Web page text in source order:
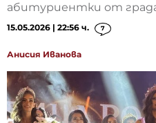
абитуриентки от
15.05.2026 | 22:56 ч. 7
Анисия Иванова